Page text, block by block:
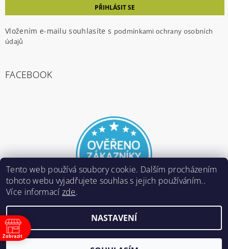
Vložením e-mailu souhlasíte s podmínkami ochrany osobních
údajů
FACEBOOK
E-ARMY.cz, všechna práva vyhrazena
Vytvořil Shoptet
Zobrazit
Tento web používá soubory cookie. Dalším procházením
tohoto webu vyjadřujete souhlas s jejich používáním..
Více informací zde.
NASTAVENÍ